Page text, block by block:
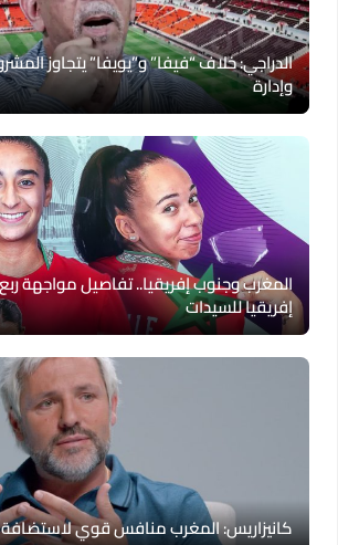
الدراجي: خلاف “فيفا” و”يويفا” يتجاوز المشروع
وإدارة
المغرب وجنوب إفريقيا.. تفاصيل مواجهة ربع
إفريقيا للسيدات
كانيزاريس: المغرب منافس قوي لاستضافة نهائي